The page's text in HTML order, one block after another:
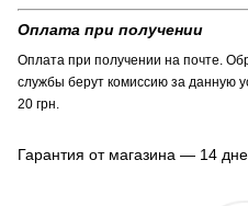
Оплата при получении
Оплата при получении на почте.
службы берут комиссию за данную
20 грн.
Гарантия от магазина — 14